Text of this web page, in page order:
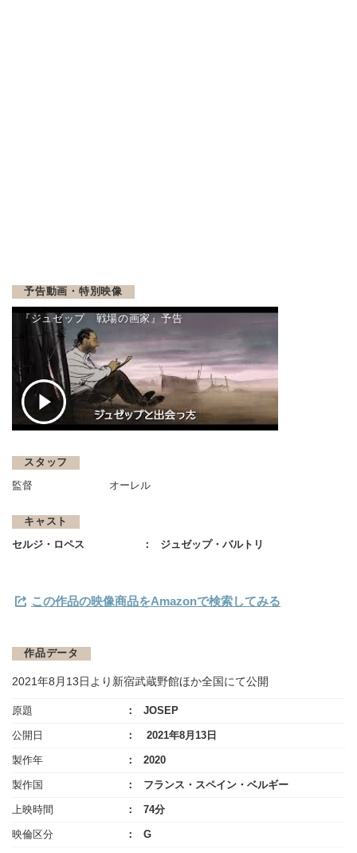
予告動画・特別映像
『ジュゼップ 戦場の画家』予告
スタッフ
監督 オーレル
キャスト
セルジ・ロペス ジュゼップ・バルトリ
この作品の映像商品をAmazonで検索してみる
作品データ
2021年8月13日より新宿武蔵野館ほか全国にて公開
原題 JOSEP
公開日 2021年8月13日
製作年 2020
製作国 フランス・スペイン・ベルギー
上映時間 74分
映倫区分 G